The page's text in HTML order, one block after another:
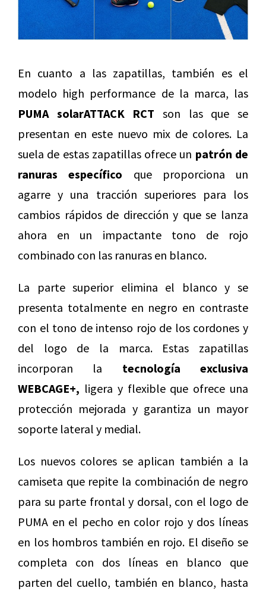
En cuanto a las zapatillas, también es el
modelo high performance de la marca, las
PUMA solarATTACK RCT son las que se
presentan en este nuevo mix de colores. La
suela de estas zapatillas ofrece un patrón de
ranuras específico que proporciona un
agarre y una tracción superiores para los
cambios rápidos de dirección y que se lanza
ahora en un impactante tono de rojo
combinado con las ranuras en blanco.
La parte superior elimina el blanco y se
presenta totalmente en negro en contraste
con el tono de intenso rojo de los cordones y
del logo de la marca. Estas zapatillas
incorporan la tecnología exclusiva
WEBCAGE+, ligera y flexible que ofrece una
protección mejorada y garantiza un mayor
soporte lateral y medial.
Los nuevos colores se aplican también a la
camiseta que repite la combinación de negro
para su parte frontal y dorsal, con el logo de
PUMA en el pecho en color rojo y dos líneas
en los hombros también en rojo. El diseño se
completa con dos líneas en blanco que
parten del cuello, también en blanco, hasta